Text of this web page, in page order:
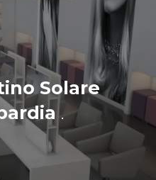
Solare
.